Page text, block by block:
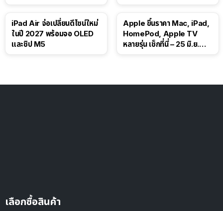
iPad Air จ่อเปลี่ยนดีไซน์ใหม่
ในปี 2027 พร้อมจอ OLED
และชิป M5
Apple ขึ้นราคา Mac, iPad,
HomePod, Apple TV
หลายรุ่น เช็กที่นี่ – 25 มิ.ย.
เลือกซื้อสินค้า